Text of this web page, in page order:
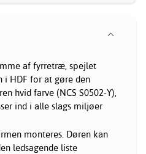
af fyrretræ, spejlet
i HDF for at gøre den
hvid farve (NCS S0502-Y),
ind i alle slags miljøer
monteres. Døren kan
ledsagende liste